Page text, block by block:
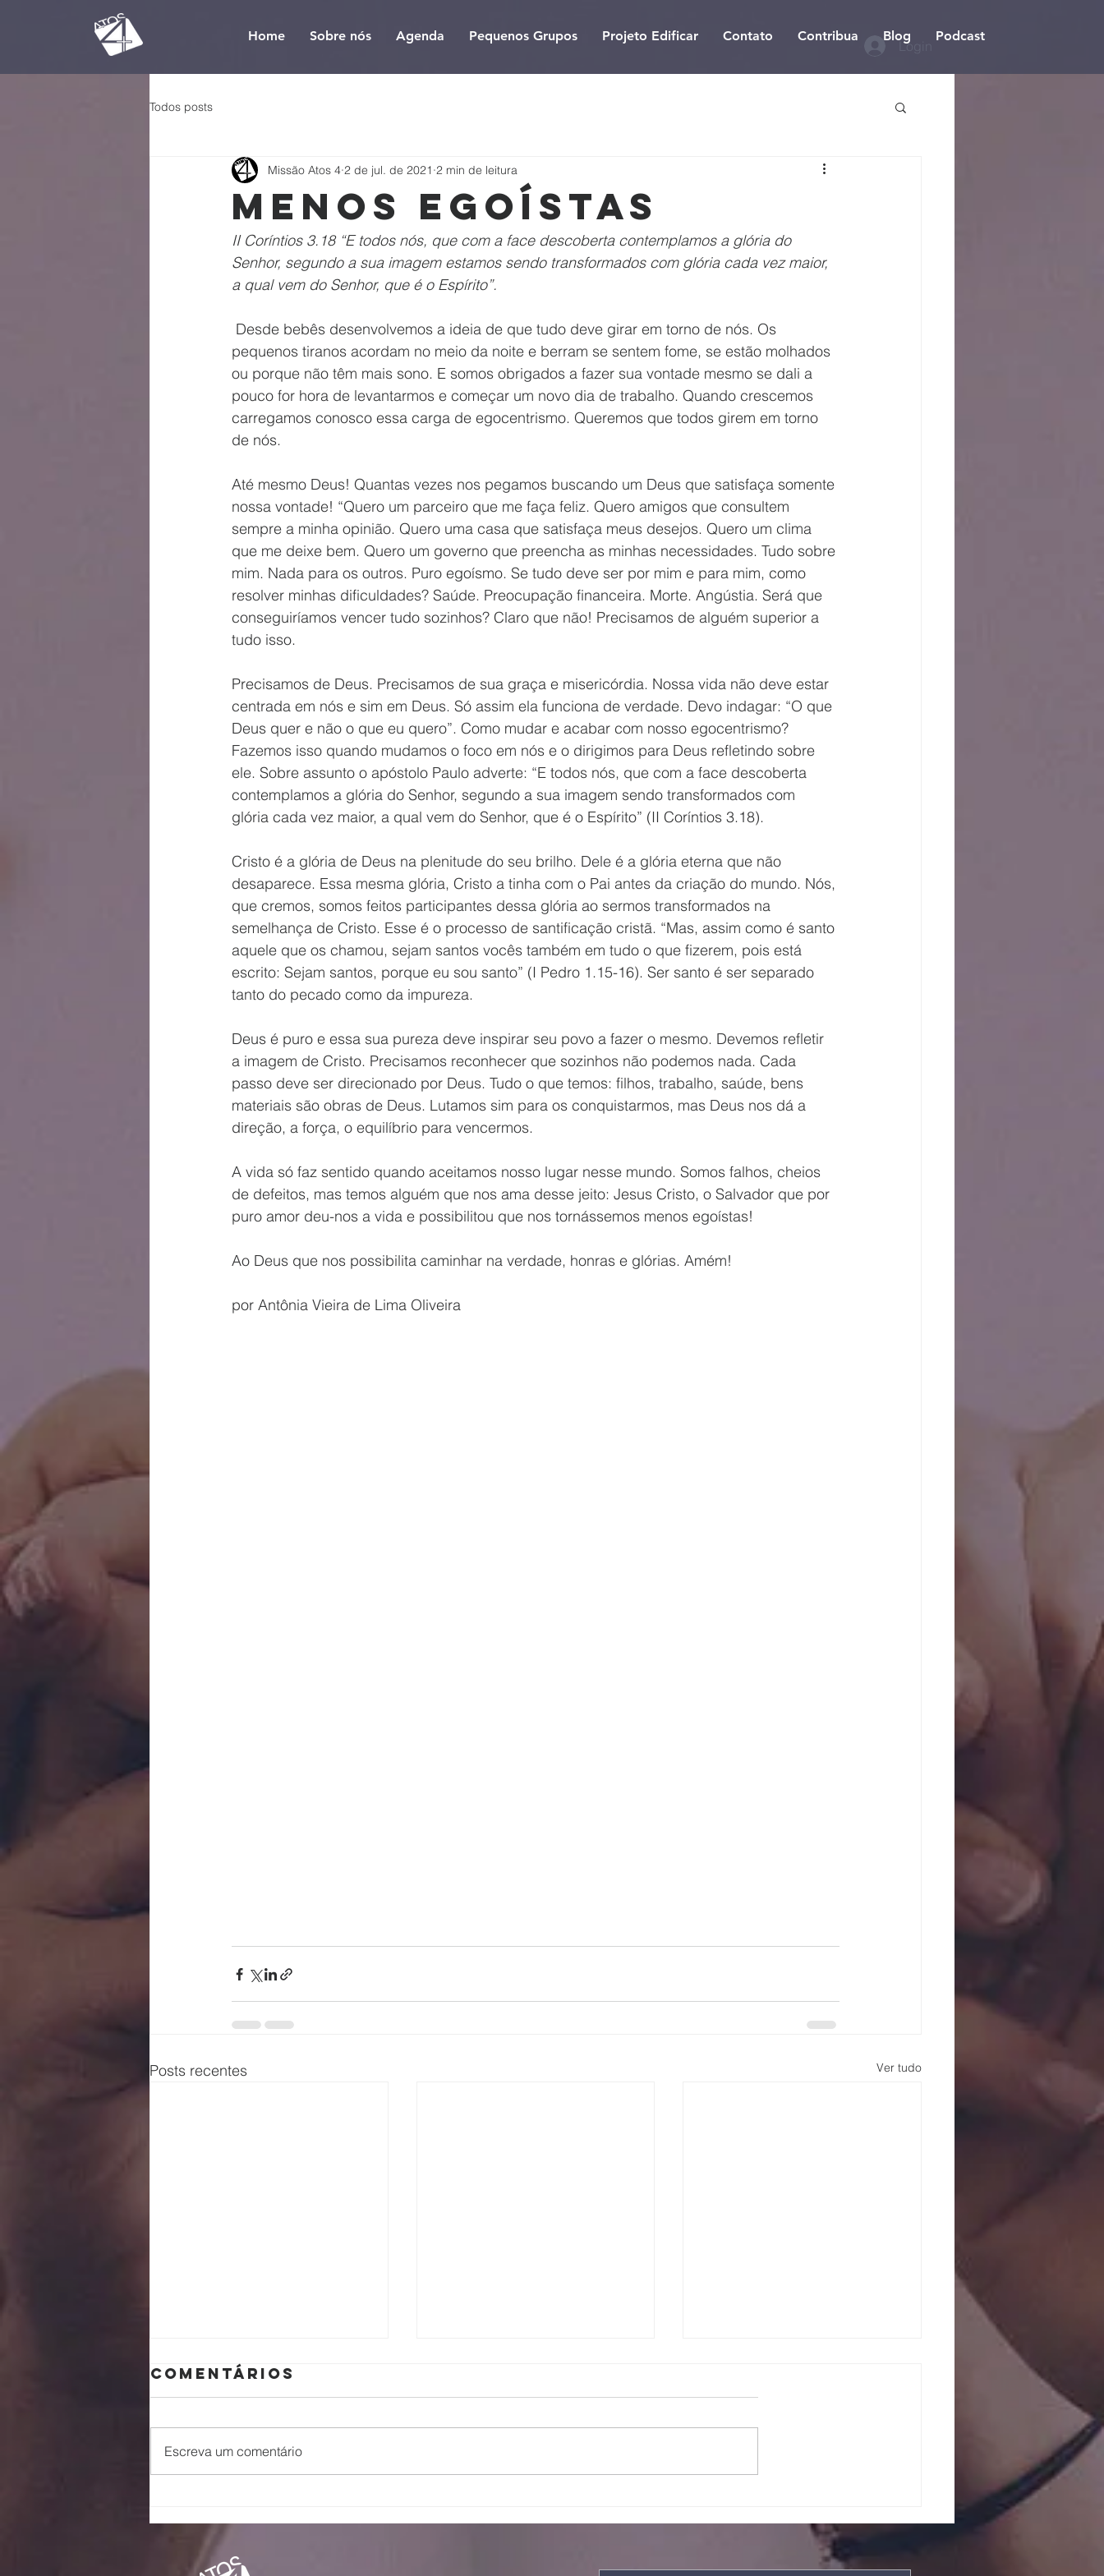
Home Sobre nós Agenda Pequenos Grupos Projeto Edificar Contato Contribua Blog Podcast
Login
Todos posts
Menos egoístas
Missão Atos 4 2 de jul. de 2021 2 min de leitura
II Coríntios 3.18 “E todos nós, que com a face descoberta contemplamos a glória do
Senhor, segundo a sua imagem estamos sendo transformados com glória cada vez maior,
a qual vem do Senhor, que é o Espírito”.
pequenos tiranos acordam no meio da noite e berram se sentem fome, se estão molhados
ou porque não têm mais sono. E somos obrigados a fazer sua vontade mesmo se dali a
pouco for hora de levantarmos e começar um novo dia de trabalho. Quando crescemos
carregamos conosco essa carga de egocentrismo. Queremos que todos girem em torno
de nós.
Até mesmo Deus! Quantas vezes nos pegamos buscando um Deus que satisfaça somente
nossa vontade! “Quero um parceiro que me faça feliz. Quero amigos que consultem
sempre a minha opinião. Quero uma casa que satisfaça meus desejos. Quero um clima
que me deixe bem. Quero um governo que preencha as minhas necessidades. Tudo sobre
mim. Nada para os outros. Puro egoísmo. Se tudo deve ser por mim e para mim, como
resolver minhas dificuldades? Saúde. Preocupação financeira. Morte. Angústia. Será que
conseguiríamos vencer tudo sozinhos? Claro que não! Precisamos de alguém superior a
tudo isso.
Precisamos de Deus. Precisamos de sua graça e misericórdia. Nossa vida não deve estar
centrada em nós e sim em Deus. Só assim ela funciona de verdade. Devo indagar: “O que
Deus quer e não o que eu quero”. Como mudar e acabar com nosso egocentrismo?
Fazemos isso quando mudamos o foco em nós e o dirigimos para Deus refletindo sobre
ele. Sobre assunto o apóstolo Paulo adverte: “E todos nós, que com a face descoberta
contemplamos a glória do Senhor, segundo a sua imagem sendo transformados com
glória cada vez maior, a qual vem do Senhor, que é o Espírito” (II Coríntios 3.18).
Cristo é a glória de Deus na plenitude do seu brilho. Dele é a glória eterna que não
desaparece. Essa mesma glória, Cristo a tinha com o Pai antes da criação do mundo. Nós,
que cremos, somos feitos participantes dessa glória ao sermos transformados na
semelhança de Cristo. Esse é o processo de santificação cristã. “Mas, assim como é santo
aquele que os chamou, sejam santos vocês também em tudo o que fizerem, pois está
escrito: Sejam santos, porque eu sou santo” (I Pedro 1.15-16). Ser santo é ser separado
tanto do pecado como da impureza.
Deus é puro e essa sua pureza deve inspirar seu povo a fazer o mesmo. Devemos refletir
a imagem de Cristo. Precisamos reconhecer que sozinhos não podemos nada. Cada
passo deve ser direcionado por Deus. Tudo o que temos: filhos, trabalho, saúde, bens
materiais são obras de Deus. Lutamos sim para os conquistarmos, mas Deus nos dá a
direção, a força, o equilíbrio para vencermos.
A vida só faz sentido quando aceitamos nosso lugar nesse mundo. Somos falhos, cheios
de defeitos, mas temos alguém que nos ama desse jeito: Jesus Cristo, o Salvador que por
puro amor deu-nos a vida e possibilitou que nos tornássemos menos egoístas!
Ao Deus que nos possibilita caminhar na verdade, honras e glórias. Amém!
por Antônia Vieira de Lima Oliveira
Posts recentes Ver tudo
Pai
galhos
mais fortes
Comentários
Escreva um comentário